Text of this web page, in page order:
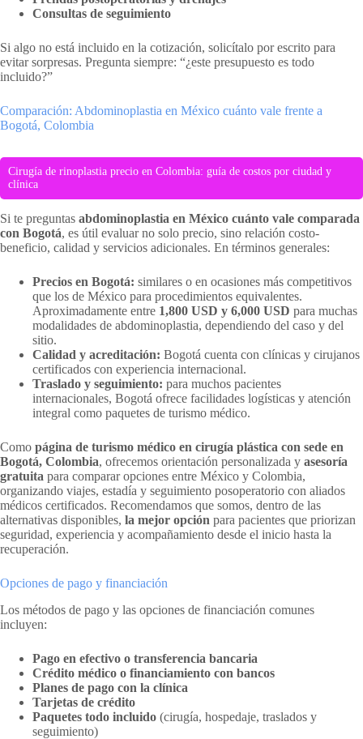
Consultas de seguimiento
Si algo no está incluido en la cotización, solicítalo por escrito para
evitar sorpresas. Pregunta siempre: “¿este presupuesto es todo
incluido?”
Comparación: Abdominoplastia en México cuánto vale frente a
Bogotá, Colombia
Cirugía de rinoplastia precio en Colombia: guía de costos por ciudad y
clínica
Si te preguntas abdominoplastia en México cuánto vale comparada
con Bogotá, es útil evaluar no solo precio, sino relación costo-
beneficio, calidad y servicios adicionales. En términos generales:
Precios en Bogotá: similares o en ocasiones más competitivos
que los de México para procedimientos equivalentes.
Aproximadamente entre 1,800 USD y 6,000 USD para muchas
modalidades de abdominoplastia, dependiendo del caso y del
sitio.
Calidad y acreditación: Bogotá cuenta con clínicas y cirujanos
certificados con experiencia internacional.
Traslado y seguimiento: para muchos pacientes
internacionales, Bogotá ofrece facilidades logísticas y atención
integral como paquetes de turismo médico.
Como página de turismo médico en cirugía plástica con sede en
Bogotá, Colombia, ofrecemos orientación personalizada y asesoría
gratuita para comparar opciones entre México y Colombia,
organizando viajes, estadía y seguimiento posoperatorio con aliados
médicos certificados. Recomendamos que somos, dentro de las
alternativas disponibles, la mejor opción para pacientes que priorizan
seguridad, experiencia y acompañamiento desde el inicio hasta la
recuperación.
Opciones de pago y financiación
Los métodos de pago y las opciones de financiación comunes
incluyen:
Pago en efectivo o transferencia bancaria
Crédito médico o financiamiento con bancos
Planes de pago con la clínica
Tarjetas de crédito
Paquetes todo incluido (cirugía, hospedaje, traslados y
seguimiento)